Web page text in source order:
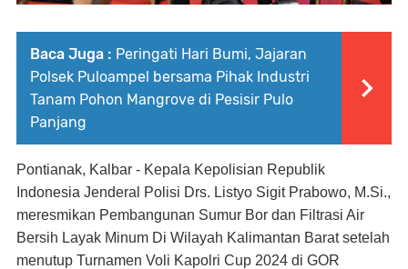
Baca Juga : Peringati Hari Bumi, Jajaran
Polsek Puloampel bersama Pihak Industri
Tanam Pohon Mangrove di Pesisir Pulo
Panjang
Pontianak, Kalbar - Kepala Kepolisian Republik
Indonesia Jenderal Polisi Drs. Listyo Sigit Prabowo, M.Si.,
meresmikan Pembangunan Sumur Bor dan Filtrasi Air
Bersih Layak Minum Di Wilayah Kalimantan Barat setelah
menutup Turnamen Voli Kapolri Cup 2024 di GOR